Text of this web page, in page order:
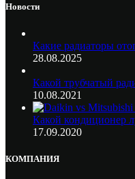
Новости
Какие радиаторы
28.08.2025
Какой трубчатый
10.08.2021
Какой кондиционер
17.09.2020
КОМПАНИЯ